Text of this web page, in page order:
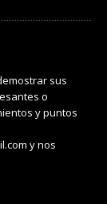
sus
o
y puntos
y nos